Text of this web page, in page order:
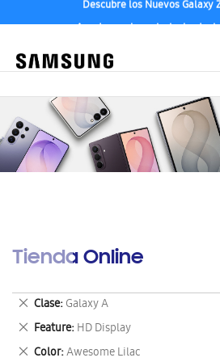
Aceptamos las principales
Tienda Online
Clase Galaxy A
Eliminar
este
artículo
Feature HD Display
Eliminar
este
Color Awesome Lilac
Eliminar